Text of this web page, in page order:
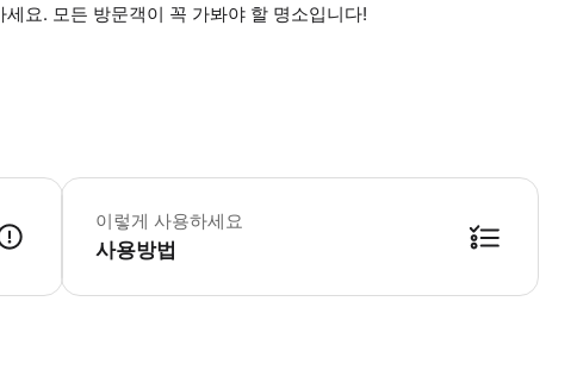
요. 모든 방문객이 꼭 가봐야 할 명소입니다!
옵션마다 포함 사항이 다르므로 선택한 옵션을 확인하세요. 몬세라트 수
이렇게 사용하세요
사용방법